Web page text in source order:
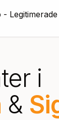
i
&